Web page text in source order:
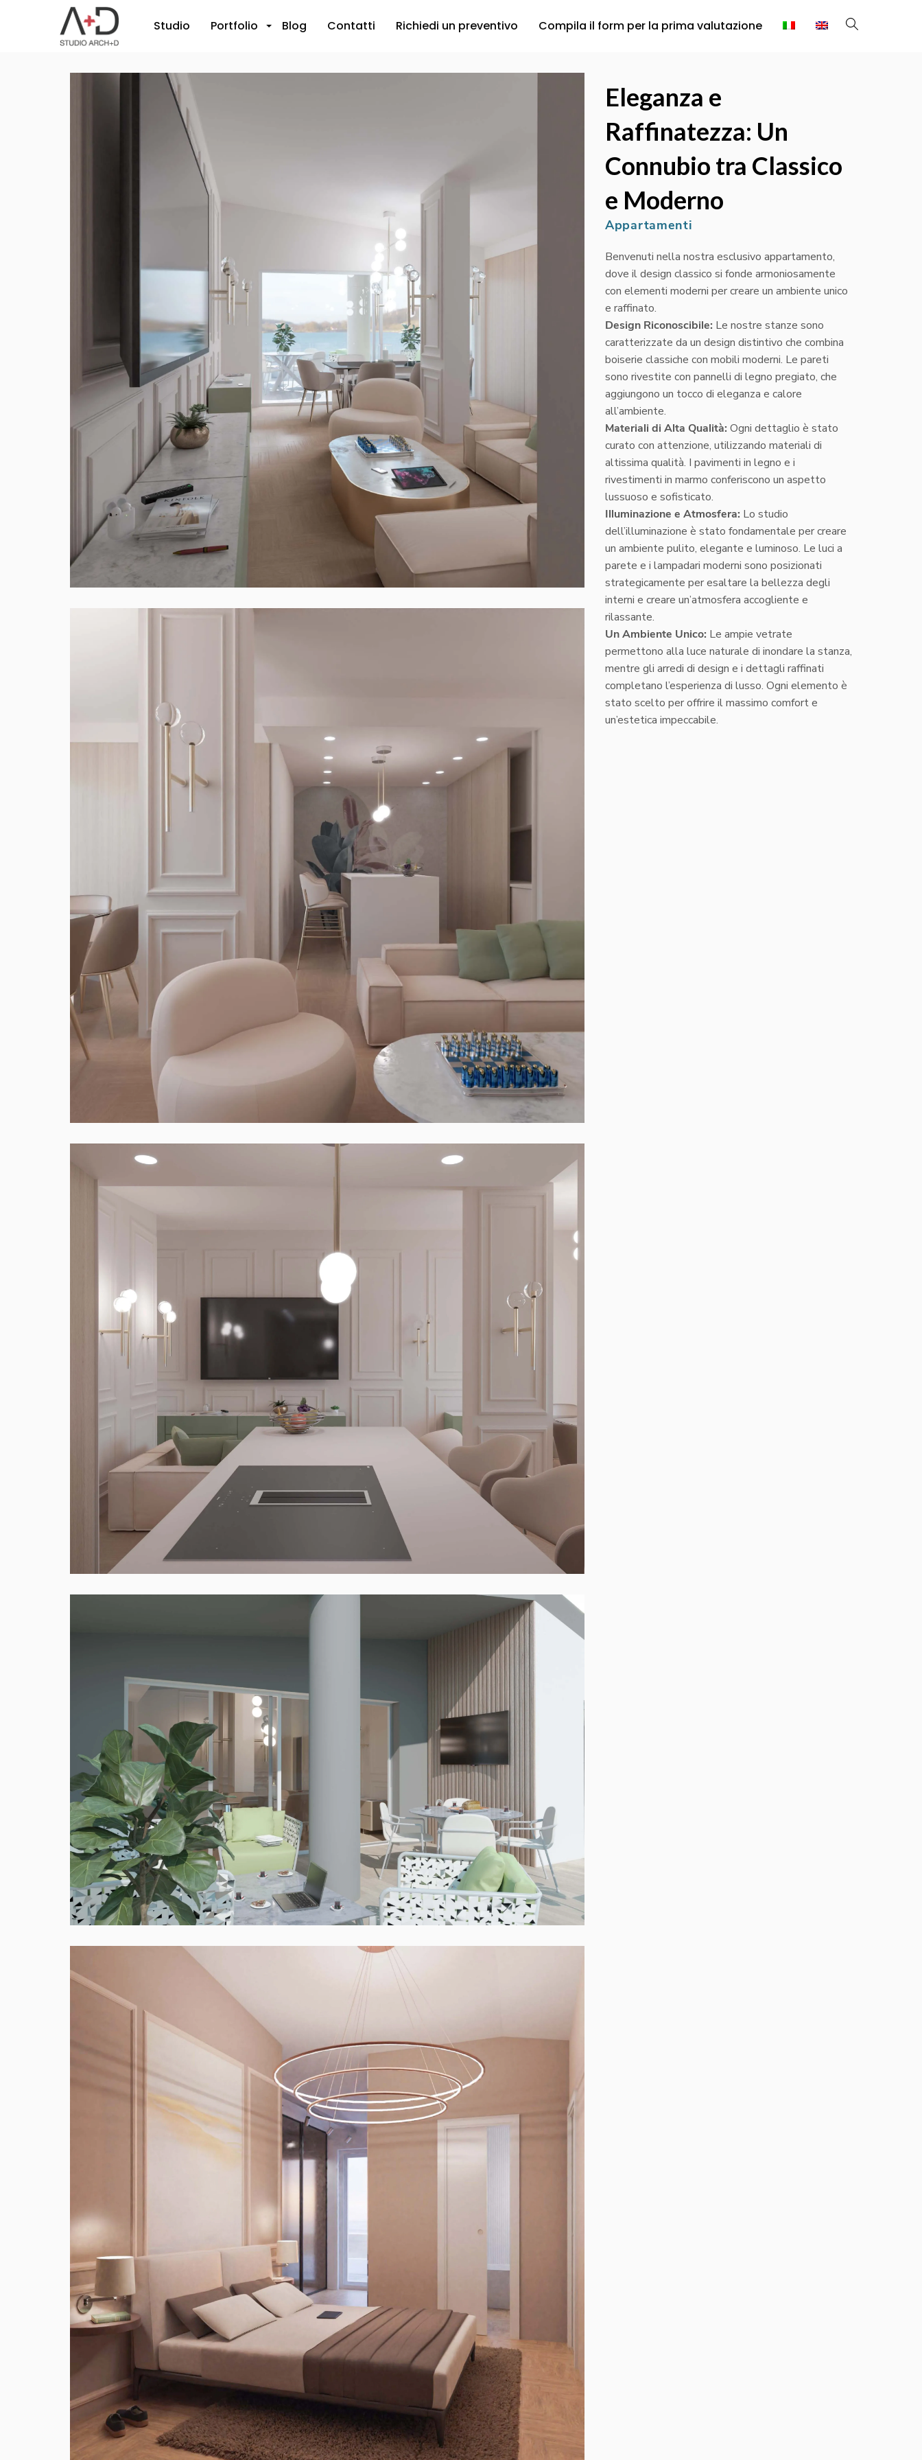
Studio Portfolio Blog Contatti Richiedi un preventivo Compila il form per la prima valutazione
Eleganza e
Raffinatezza: Un
Connubio tra Classico
e Moderno
Appartamenti
Benvenuti nella nostra esclusivo appartamento,
dove il design classico si fonde armoniosamente
con elementi moderni per creare un ambiente unico
e raffinato.
Design Riconoscibile: Le nostre stanze sono
caratterizzate da un design distintivo che combina
boiserie classiche con mobili moderni. Le pareti
sono rivestite con pannelli di legno pregiato, che
aggiungono un tocco di eleganza e calore
all’ambiente.
Materiali di Alta Qualità: Ogni dettaglio è stato
curato con attenzione, utilizzando materiali di
altissima qualità. I pavimenti in legno e i
rivestimenti in marmo conferiscono un aspetto
lussuoso e sofisticato.
Illuminazione e Atmosfera: Lo studio
dell’illuminazione è stato fondamentale per creare
un ambiente pulito, elegante e luminoso. Le luci a
parete e i lampadari moderni sono posizionati
strategicamente per esaltare la bellezza degli
interni e creare un’atmosfera accogliente e
rilassante.
Un Ambiente Unico: Le ampie vetrate
permettono alla luce naturale di inondare la stanza,
mentre gli arredi di design e i dettagli raffinati
completano l’esperienza di lusso. Ogni elemento è
stato scelto per offrire il massimo comfort e
un’estetica impeccabile.